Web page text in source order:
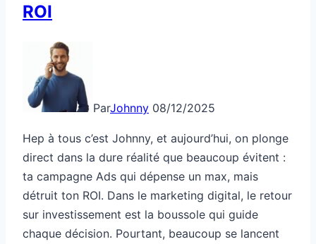
ROI
ParJohnny 08/12/2025
Hep à tous c’est Johnny, et aujourd’hui, on plonge
direct dans la dure réalité que beaucoup évitent :
ta campagne Ads qui dépense un max, mais
détruit ton ROI. Dans le marketing digital, le retour
sur investissement est la boussole qui guide
chaque décision. Pourtant, beaucoup se lancent